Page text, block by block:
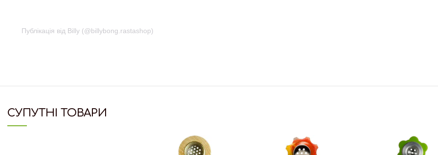
Публікація від Billy (@billybong.rastashop)
СУПУТНІ ТОВАРИ